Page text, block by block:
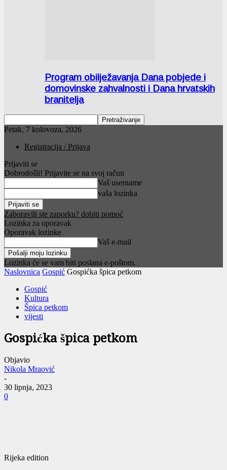
Program obilježavanja Dana pobjede i
domovinske zahvalnosti i Dana hrvatskih
branitelja
Petak, 7 kolovoza, 2026
Registracija / Prijava
Prijaviti se
Dobrodošli! Prijavite se na svoj račun
Vaš username
vaša lozinka
Zaboravili ste zaporku? dobiti pomoć
Lozinka za oporavak
Oporavak lozinke
Vaš e-mail
Lozinka će se vam biti poslana e-poštom.
Naslovnica Gospić Gospićka špica petkom
Gospić
Kultura
Špica petkom
vijesti
Gospićka špica petkom
Objavio
Nikola Mraović
-
30 lipnja, 2023
0
Rijeka edition